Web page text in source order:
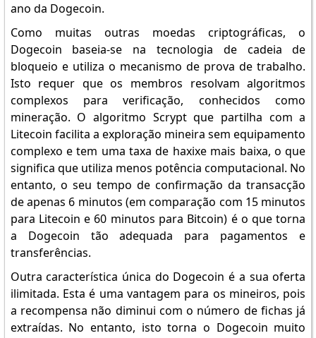
ano da Dogecoin.
Como muitas outras moedas criptográficas, o
Dogecoin baseia-se na tecnologia de cadeia de
bloqueio e utiliza o mecanismo de prova de trabalho.
Isto requer que os membros resolvam algoritmos
complexos para verificação, conhecidos como
mineração. O algoritmo Scrypt que partilha com a
Litecoin facilita a exploração mineira sem equipamento
complexo e tem uma taxa de haxixe mais baixa, o que
significa que utiliza menos potência computacional. No
entanto, o seu tempo de confirmação da transacção
de apenas 6 minutos (em comparação com 15 minutos
para Litecoin e 60 minutos para Bitcoin) é o que torna
a Dogecoin tão adequada para pagamentos e
transferências.
Outra característica única do Dogecoin é a sua oferta
ilimitada. Esta é uma vantagem para os mineiros, pois
a recompensa não diminui com o número de fichas já
extraídas. No entanto, isto torna o Dogecoin muito